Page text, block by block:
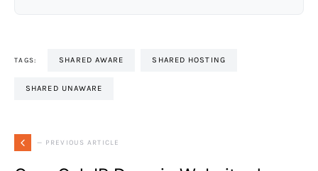
TAGS: SHARED AWARE SHARED HOSTING
SHARED UNAWARE
— PREVIOUS ARTICLE